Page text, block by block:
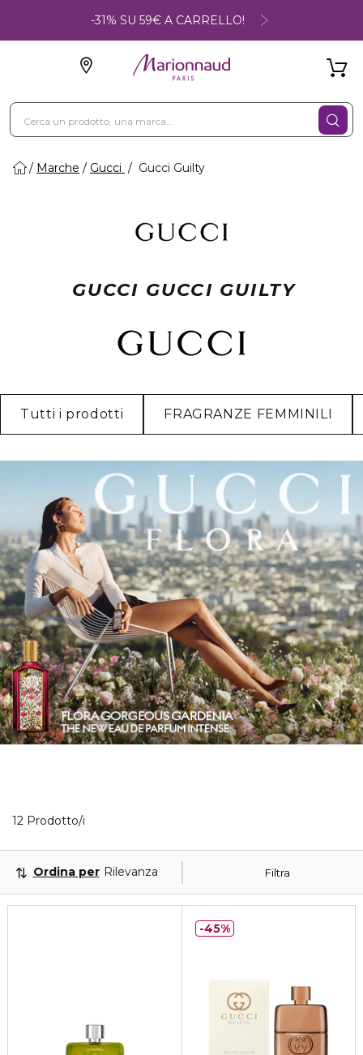
-31% SU 59€ A CARRELLO!
Marche Gucci Gucci Guilty
GUCCI GUCCI GUILTY
Tutti i prodotti FRAGRANZE FEMMINILI
12 Prodotto/i
Filtra
Ordina per Rilevanza
45%